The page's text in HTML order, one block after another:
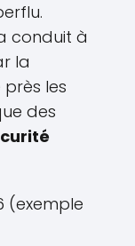
conduit à
la
les
des
(exemple